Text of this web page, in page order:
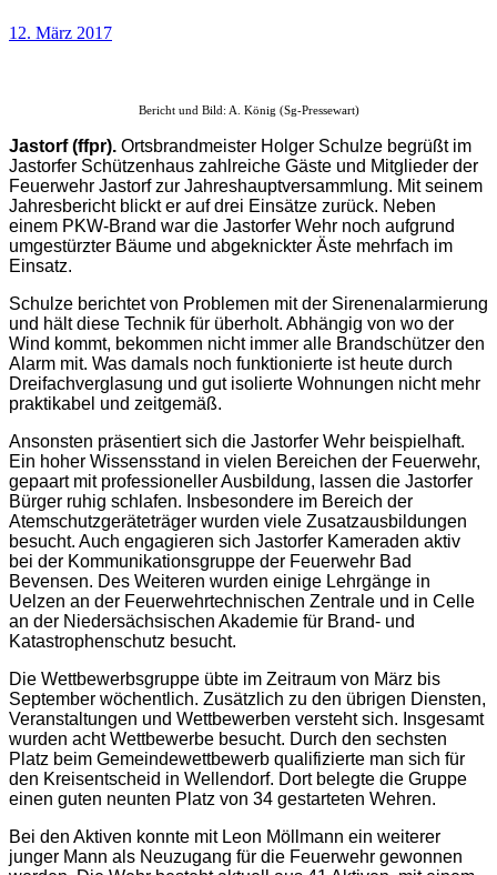
12. März 2017
Bericht und Bild: A. König (Sg-Pressewart)
Jastorf (ffpr). Ortsbrandmeister Holger Schulze begrüßt im
Jastorfer Schützenhaus zahlreiche Gäste und Mitglieder der
Feuerwehr Jastorf zur Jahreshauptversammlung. Mit seinem
Jahresbericht blickt er auf drei Einsätze zurück. Neben
einem PKW-Brand war die Jastorfer Wehr noch aufgrund
umgestürzter Bäume und abgeknickter Äste mehrfach im
Einsatz.
Schulze berichtet von Problemen mit der Sirenenalarmierung
und hält diese Technik für überholt. Abhängig von wo der
Wind kommt, bekommen nicht immer alle Brandschützer den
Alarm mit. Was damals noch funktionierte ist heute durch
Dreifachverglasung und gut isolierte Wohnungen nicht mehr
praktikabel und zeitgemäß.
Ansonsten präsentiert sich die Jastorfer Wehr beispielhaft.
Ein hoher Wissensstand in vielen Bereichen der Feuerwehr,
gepaart mit professioneller Ausbildung, lassen die Jastorfer
Bürger ruhig schlafen. Insbesondere im Bereich der
Atemschutzgeräteträger wurden viele Zusatzausbildungen
besucht. Auch engagieren sich Jastorfer Kameraden aktiv
bei der Kommunikationsgruppe der Feuerwehr Bad
Bevensen. Des Weiteren wurden einige Lehrgänge in
Uelzen an der Feuerwehrtechnischen Zentrale und in Celle
an der Niedersächsischen Akademie für Brand- und
Katastrophenschutz besucht.
Die Wettbewerbsgruppe übte im Zeitraum von März bis
September wöchentlich. Zusätzlich zu den übrigen Diensten,
Veranstaltungen und Wettbewerben versteht sich. Insgesamt
wurden acht Wettbewerbe besucht. Durch den sechsten
Platz beim Gemeindewettbewerb qualifizierte man sich für
den Kreisentscheid in Wellendorf. Dort belegte die Gruppe
einen guten neunten Platz von 34 gestarteten Wehren.
Bei den Aktiven konnte mit Leon Möllmann ein weiterer
junger Mann als Neuzugang für die Feuerwehr gewonnen